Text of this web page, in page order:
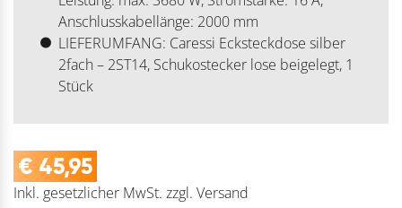
Anschlusskabellänge: 2000 mm
LIEFERUMFANG: Caressi Ecksteckdose silber
2fach – 2ST14, Schukostecker lose beigelegt, 1
Stück
€ 45,95
Inkl. gesetzlicher MwSt. zzgl. Versand